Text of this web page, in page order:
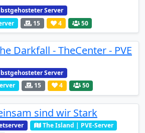
Server
15 4 50
Darkfall - TheCenter - PVE
Server
15 4 50
sind wir Stark
The Island | PVE-Server